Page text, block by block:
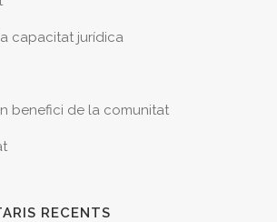
capacitat jurídica
benefici de la comunitat
RECENTS